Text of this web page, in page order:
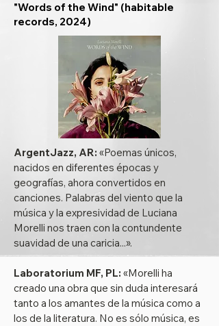
"Words of the Wind" (habitable
records, 2024)
ArgentJazz, AR: «Poemas únicos,
nacidos en diferentes épocas y
geografías, ahora convertidos en
canciones. Palabras del viento que la
música y la expresividad de Luciana
Morelli nos traen con la contundente
suavidad de una caricia...».
Laboratorium MF, PL: «Morelli ha
creado una obra que sin duda interesará
tanto a los amantes de la música como a
los de la literatura. No es sólo música, es